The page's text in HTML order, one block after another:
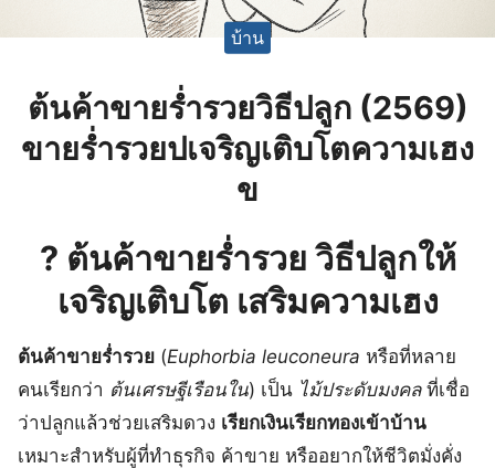
บ้าน
ต้นค้าขายร่ำรวยวิธีปลูก (2569)
ขายร่ำรวยปเจริญเติบโตความเฮง
ข
? ต้นค้าขายร่ำรวย วิธีปลูกให้
เจริญเติบโต เสริมความเฮง
ต้นค้าขายร่ำรวย (Euphorbia leuconeura หรือที่หลาย
คนเรียกว่า ต้นเศรษฐีเรือนใน) เป็น ไม้ประดับมงคลที่เชื่อ
ว่าปลูกแล้วช่วยเสริมดวง เรียกเงินเรียกทองเข้าบ้าน
เหมาะสำหรับผู้ที่ทำธุรกิจ ค้าขาย หรืออยากให้ชีวิตมั่งคั่ง